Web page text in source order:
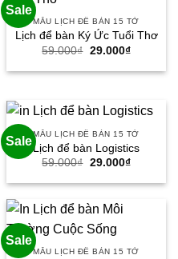
Sale
MẪU LỊCH ĐỂ BÀN 15 TỜ
Lịch để bàn Ký Ức Tuổi Thơ
59.000₫ Giá
là:
29.000₫Giá
tại
Sale
MẪU LỊCH ĐỂ BÀN 15 TỜ
Lịch để bàn Logistics
59.000₫ Giá
là:
29.000₫Giá
tại
Sale
MẪU LỊCH ĐỂ BÀN 15 TỜ